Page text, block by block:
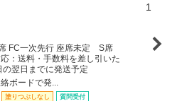
FC一次先行 座席未定 S席
：送料・手数料を差し引いた
翌日までに発送予定
ボードで発...
塗りつぶしなし 質問受付
1